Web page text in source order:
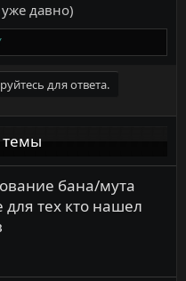
давно)
для ответа.
бана/мута
для тех кто нашел